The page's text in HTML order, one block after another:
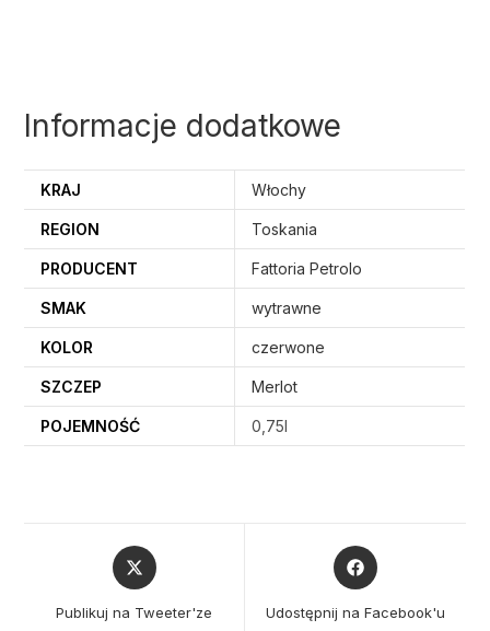
Informacje dodatkowe
KRAJ Włochy
REGION Toskania
PRODUCENT Fattoria Petrolo
SMAK wytrawne
KOLOR czerwone
SZCZEP Merlot
POJEMNOŚĆ 0,75l
Opens
in
Publikuj na Tweeter'ze
Opens
in
new
Udostępnij na Facebook'u